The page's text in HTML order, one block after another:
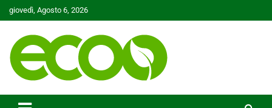
Skip
to
giovedì, Agosto 6, 2026
Ecoo.it